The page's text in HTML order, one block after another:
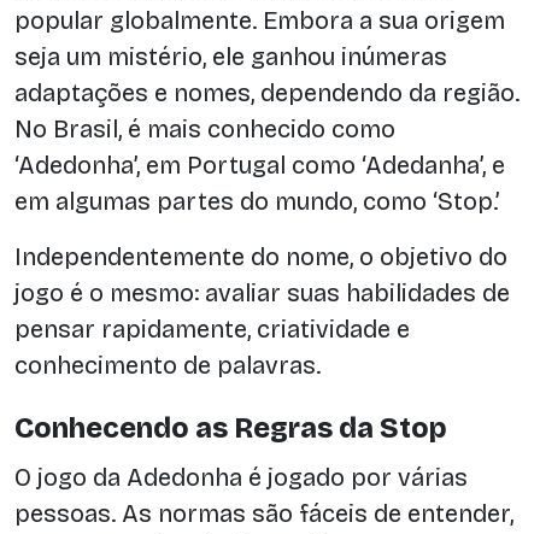
popular globalmente. Embora a sua origem
seja um mistério, ele ganhou inúmeras
adaptações e nomes, dependendo da região.
No Brasil, é mais conhecido como
‘Adedonha’, em Portugal como ‘Adedanha’, e
em algumas partes do mundo, como ‘Stop.’
Independentemente do nome, o objetivo do
jogo é o mesmo: avaliar suas habilidades de
pensar rapidamente, criatividade e
conhecimento de palavras.
Conhecendo as Regras da Stop
O jogo da Adedonha é jogado por várias
pessoas. As normas são fáceis de entender,